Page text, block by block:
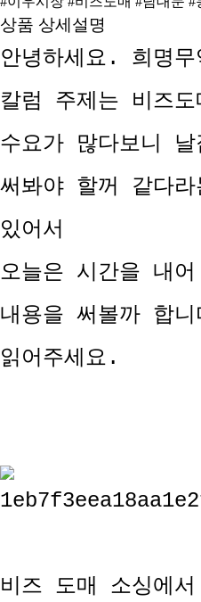
상품 상세설명
안녕하세요. 희명
칼럼 주제는 비즈
수요가 많다보니
써봐야 할꺼 같다
있어서
오늘은 시간을 내
내용을 써볼까 합
읽어주세요.
비즈 도매 소싱에